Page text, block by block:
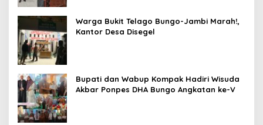
Warga Bukit Telago Bungo-Jambi Marah!,
Kantor Desa Disegel
Bupati dan Wabup Kompak Hadiri Wisuda
Akbar Ponpes DHA Bungo Angkatan ke-V